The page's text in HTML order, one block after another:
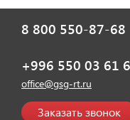
Отзыв
"Диана
8 800 550-87-68
+996 550 03 61
office@gsg-rt.ru
Заказать звонок